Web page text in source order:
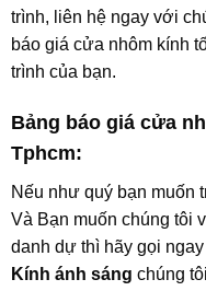
trình, liên hệ ngay với
báo giá cửa nhôm kính
trình của bạn.
Bảng báo giá cửa
Tphcm:
Nếu như quý bạn muốn
Và Bạn muốn chúng tôi
danh dự thì hãy gọi
Kính ánh sáng chúng